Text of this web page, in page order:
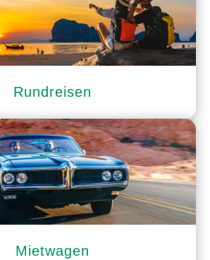
Rundreisen
Mietwagen